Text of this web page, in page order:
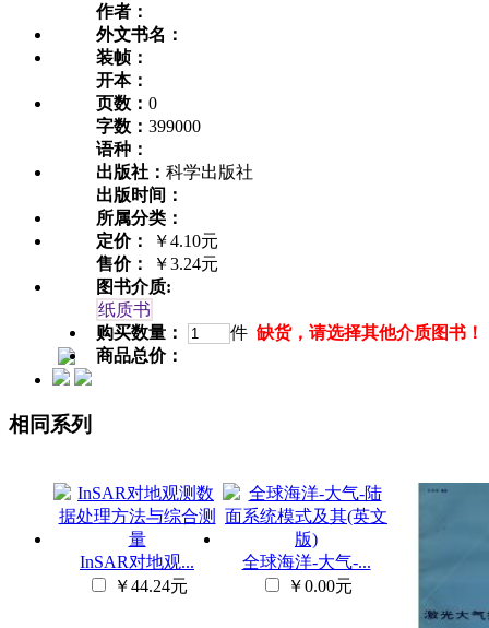
作者：
外文书名：
装帧：
开本：
页数： 0
字数： 399000
语种：
出版社： 科学出版社
出版时间：
所属分类：
定价：
￥4.10元
售价：
￥3.24元
图书介质:
纸质书
购买数量：
件 缺货，请选择其他介质图书！
商品总价：
相同系列
InSAR对地观...
￥44.24元
全球海洋-大气-...
￥0.00元